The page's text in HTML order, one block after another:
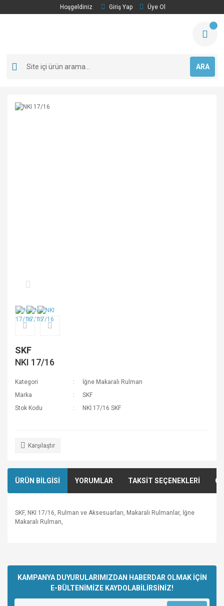
Hoşgeldiniz Giriş Yap Üye Ol
ARA
SKF
NKI 17/16
Kategori
İğne Makaralı Rulman
Marka
SKF
Stok Kodu
NKİ 17/16 SKF
Karşılaştır
ÜRÜN BİLGİSİ YORUMLAR TAKSİT SEÇENEKLERİ
SKF, NKI 17/16, Rulman ve Aksesuarları, Makaralı Rulmanlar, İğne
Makaralı Rulman,
Yorum Yaz
kullanarak tarafımıza iletebilirsiniz.
Görüş ve önerileriniz için teşekkür ederiz.
Ürün resmi kalitesiz, bozuk veya görüntülenemiyor.
KAMPANYA DUYURULARIMIZDAN HABERDAR OLMAK İÇİN
E-BÜLTENİMİZE KAYDOLABİLİRSİNİZ!